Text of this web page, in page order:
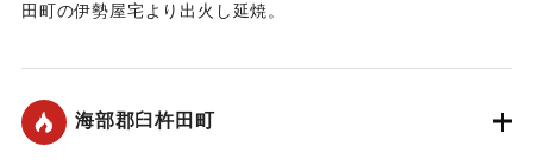
田町の伊勢屋宅より出火し延焼。
｜固有コード:00109004
海部郡臼杵田町